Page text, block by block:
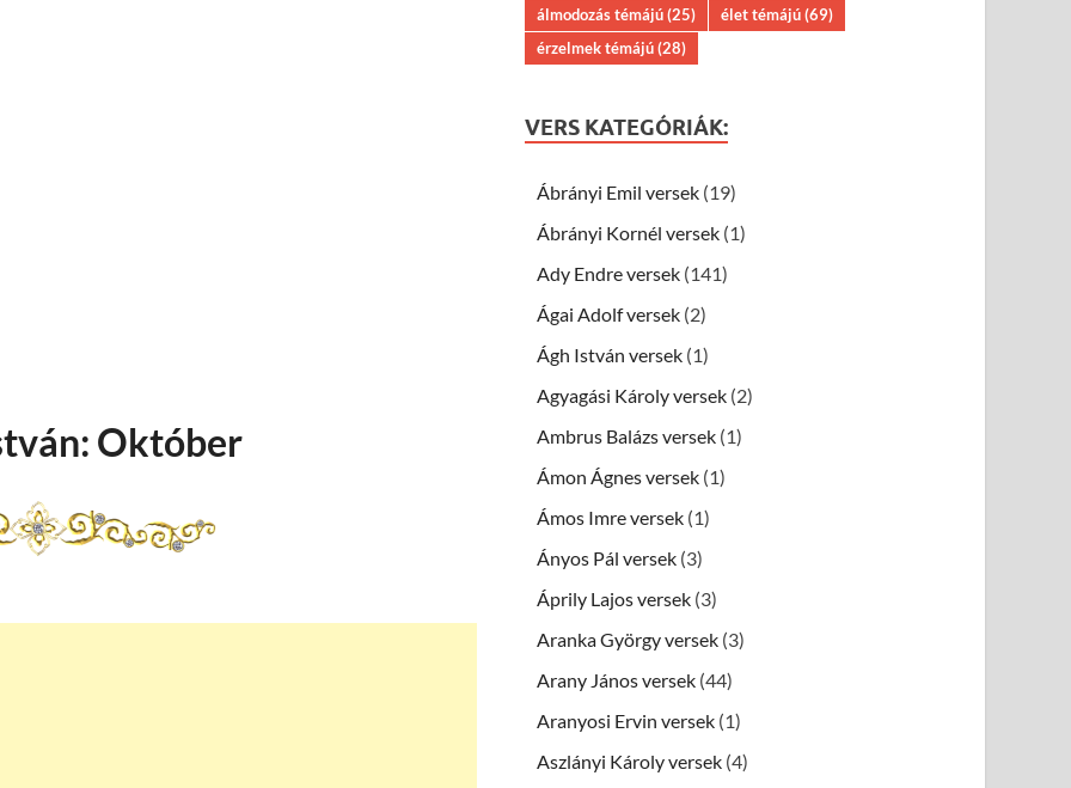
Október
álmodozás témájú(25) élet témájú(69)
érzelmek témájú(28)
VERS KATEGÓRIÁK:
Ábrányi Emil versek (19)
Ábrányi Kornél versek (1)
Ady Endre versek (141)
Ágai Adolf versek (2)
Ágh István versek (1)
Agyagási Károly versek (2)
Ambrus Balázs versek (1)
Ámon Ágnes versek (1)
Ámos Imre versek (1)
Ányos Pál versek (3)
Áprily Lajos versek (3)
Aranka György versek (3)
Arany János versek (44)
Aranyosi Ervin versek (1)
Aszlányi Károly versek (4)